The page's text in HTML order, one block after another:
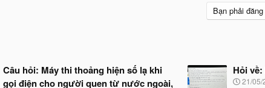
Bạn phải
Câu hỏi: Máy thi thoảng hiện số lạ khi
gọi điện cho người quen từ nước ngoài,
Hỏi
N
21/05/